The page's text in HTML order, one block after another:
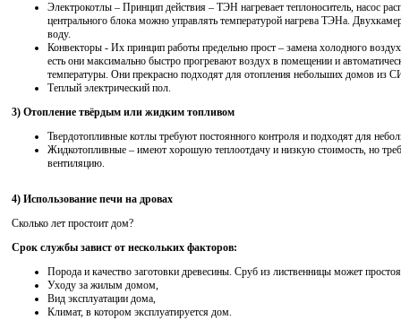
Электрокотлы – Принцип действия – ТЭН нагревает теплоноситель, насос
центрального блока можно управлять температурой нагрева ТЭНа.
воду.
Конвекторы - Их принцип работы предельно прост – замена холодного
есть они максимально быстро прогревают воздух в помещении и
температуры. Они прекрасно подходят для отопления небольших домов из
Теплый электрический пол.
3) Отопление твёрдым или жидким топливом
Твердотопливные котлы требуют постоянного контроля и подходят для
Жидкотопливные – имеют хорошую теплоотдачу и низкую стоимость, но
вентиляцию.
4) Использование печи на дровах
Сколько лет простоит дом?
Срок службы завист от нескольких факторов:
Порода и качество заготовки древесины. Сруб из лиственницы может
Уходу за жилым домом,
Вид эксплуатации дома,
Климат, в котором эксплуатируется дом.